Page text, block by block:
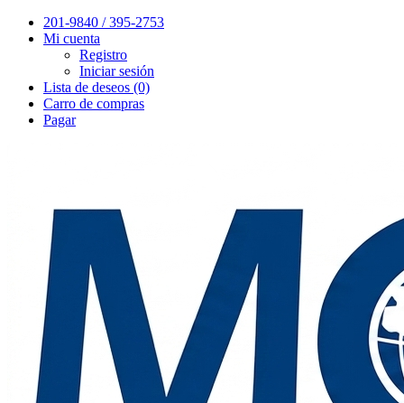
201-9840 / 395-2753
Mi cuenta
Registro
Iniciar sesión
Lista de deseos (0)
Carro de compras
Pagar